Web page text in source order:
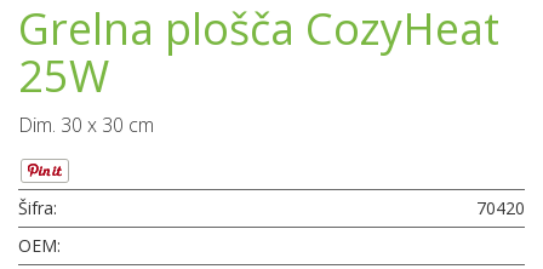
Grelna plošča CozyHeat
25W
Dim. 30 x 30 cm
Šifra:
70420
OEM: